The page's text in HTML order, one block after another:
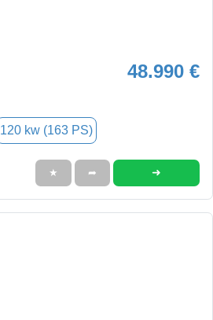
48.990 €
120 kw (163 PS)
★ ➦ ➜